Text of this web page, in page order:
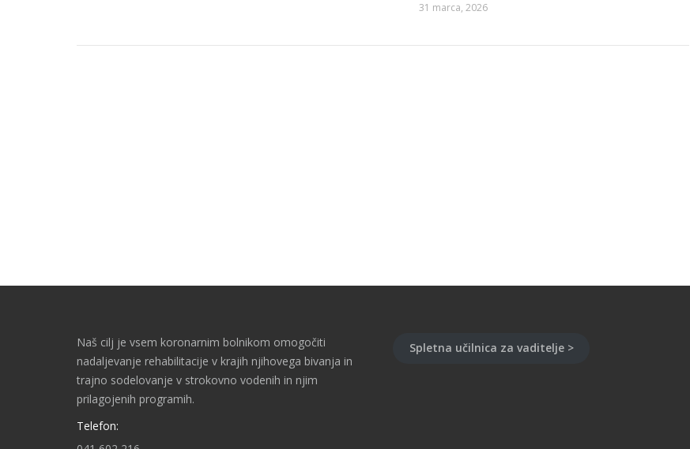
31 marca, 2026
Naš cilj je vsem koronarnim bolnikom omogočiti
nadaljevanje rehabilitacije v krajih njihovega bivanja in
trajno sodelovanje v strokovno vodenih in njim
prilagojenih programih.
Telefon:
Spletna učilnica za vaditelje >